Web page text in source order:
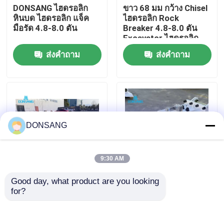
เกี่ยวกับเรา
ติดต่อเรา
ขอใบเสนอราคา
ไฮดรอลิกร็อคเบรกเกอร์
รถขุดไฮดรอลิกเบรกเกอร์
DONSANG ไฮดรอลิก
หินบด ไฮดรอลิก แจ็ค
มือรัด 4.8-8.0 ตัน
ส่งคำถาม
ขาว 68 มม กว้าง Chisel
ไฮดรอลิก Rock
Breaker 4.8-8.0 ตัน
Excavator ไฮดรอลิก
แจ็ค Hammer
ส่งคำถาม
เครื่องบรรทุกถังหินแบบ
ไฮดรอลิก เครื่องบดหิน
800bpm ไฮดรอลิก แจ็ค
DONSANG
9:30 AM
Good day, what product are you looking
for?